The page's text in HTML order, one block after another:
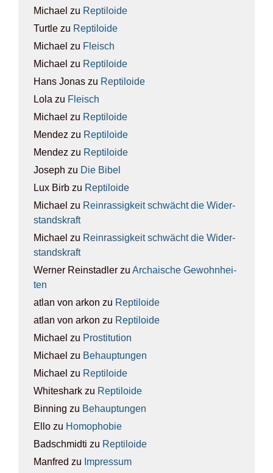
Michael zu Rep­ti­lo­ide
Turtle zu Rep­ti­lo­ide
Michael zu Fleisch
Michael zu Rep­ti­lo­ide
Hans Jonas zu Rep­ti­lo­ide
Lola zu Fleisch
Michael zu Rep­ti­lo­ide
Mendez zu Rep­ti­lo­ide
Mendez zu Rep­ti­lo­ide
Joseph zu Die Bibel
Lux Birb zu Rep­ti­lo­ide
Michael zu Rein­ras­sig­keit schwächt die Wider­
stands­kraft
Michael zu Rein­ras­sig­keit schwächt die Wider­
stands­kraft
Werner Reinstadler zu Archai­sche Gewohn­hei­
ten
atlan von arkon zu Rep­ti­lo­ide
atlan von arkon zu Rep­ti­lo­ide
Michael zu Pro­sti­tu­ti­on
Michael zu Behaup­tun­gen
Michael zu Rep­ti­lo­ide
Whiteshark zu Rep­ti­lo­ide
Binning zu Behaup­tun­gen
Ello zu Homo­pho­bie
Badschmidti zu Rep­ti­lo­ide
Manfred zu Impres­sum